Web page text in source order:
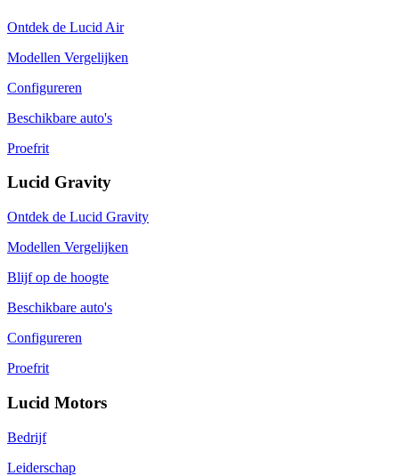
Ontdek de Lucid Air
Modellen Vergelijken
Configureren
Beschikbare auto's
Proefrit
Lucid Gravity
Ontdek de Lucid Gravity
Modellen Vergelijken
Blijf op de hoogte
Beschikbare auto's
Configureren
Proefrit
Lucid Motors
Bedrijf
Leiderschap